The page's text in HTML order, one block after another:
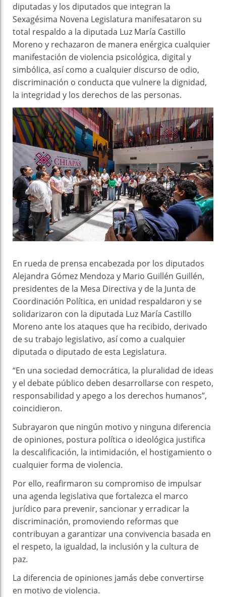
diputadas y los diputados que integran la
Sexagésima Novena Legislatura manifesataron su
total respaldo a la diputada Luz María Castillo
Moreno y rechazaron de manera enérgica cualquier
manifestación de violencia psicológica, digital y
simbólica, así como a cualquier discurso de odio,
discriminación o conducta que vulnere la dignidad,
la integridad y los derechos de las personas.
En rueda de prensa encabezada por los diputados
Alejandra Gómez Mendoza y Mario Guillén Guillén,
presidentes de la Mesa Directiva y de la Junta de
Coordinación Política, en unidad respaldaron y se
solidarizaron con la diputada Luz María Castillo
Moreno ante los ataques que ha recibido, derivado
de su trabajo legislativo, así como a cualquier
diputada o diputado de esta Legislatura.
“En una sociedad democrática, la pluralidad de ideas
y el debate público deben desarrollarse con respeto,
responsabilidad y apego a los derechos humanos”,
coincidieron.
Subrayaron que ningún motivo y ninguna diferencia
de opiniones, postura política o ideológica justifica
la descalificación, la intimidación, el hostigamiento o
cualquier forma de violencia.
Por ello, reafirmaron su compromiso de impulsar
una agenda legislativa que fortalezca el marco
jurídico para prevenir, sancionar y erradicar la
discriminación, promoviendo reformas que
contribuyan a garantizar una convivencia basada en
el respeto, la igualdad, la inclusión y la cultura de
paz.
La diferencia de opiniones jamás debe convertirse
en motivo de violencia.